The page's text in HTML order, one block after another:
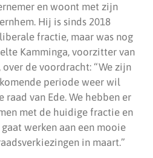
en woont met zijn
Hij is sinds 2018
fractie, maar was nog
Kamminga, voorzitter van
de voordracht: “We zijn
periode weer wil
van Ede. We hebben er
met de huidige fractie en
werken aan een mooie
in maart.”